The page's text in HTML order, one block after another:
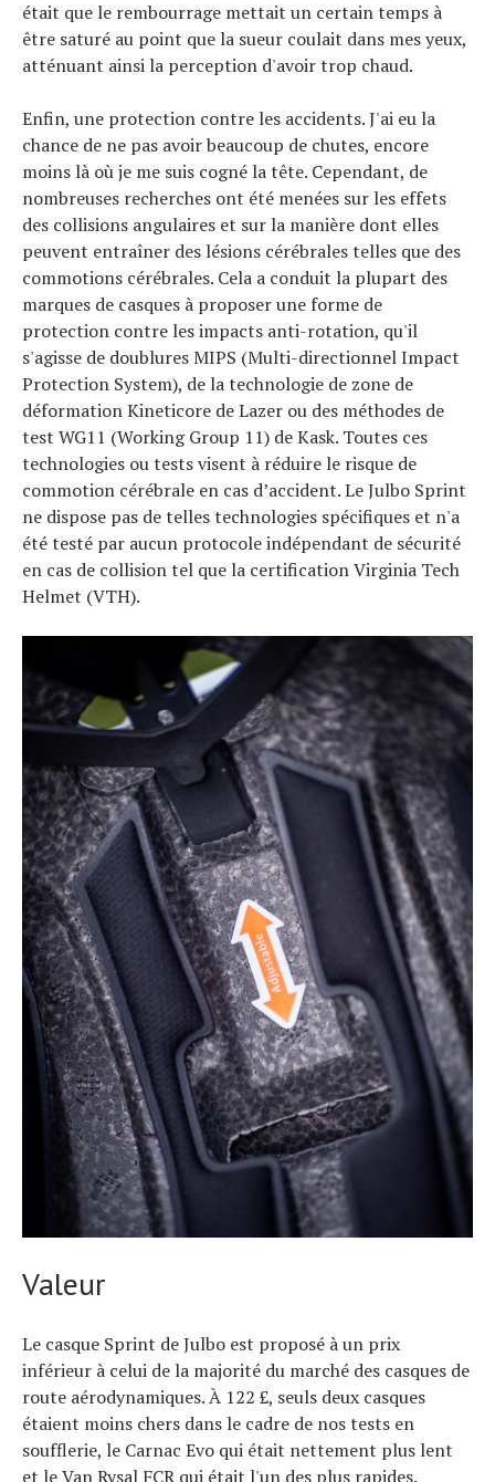
était que le rembourrage mettait un certain temps à
être saturé au point que la sueur coulait dans mes yeux,
atténuant ainsi la perception d'avoir trop chaud.
Enfin, une protection contre les accidents. J'ai eu la
chance de ne pas avoir beaucoup de chutes, encore
moins là où je me suis cogné la tête. Cependant, de
nombreuses recherches ont été menées sur les effets
des collisions angulaires et sur la manière dont elles
peuvent entraîner des lésions cérébrales telles que des
commotions cérébrales. Cela a conduit la plupart des
marques de casques à proposer une forme de
protection contre les impacts anti-rotation, qu'il
s'agisse de doublures MIPS (Multi-directionnel Impact
Protection System), de la technologie de zone de
déformation Kineticore de Lazer ou des méthodes de
test WG11 (Working Group 11) de Kask. Toutes ces
technologies ou tests visent à réduire le risque de
commotion cérébrale en cas d’accident. Le Julbo Sprint
ne dispose pas de telles technologies spécifiques et n'a
été testé par aucun protocole indépendant de sécurité
en cas de collision tel que la certification Virginia Tech
Helmet (VTH).
Valeur
Le casque Sprint de Julbo est proposé à un prix
inférieur à celui de la majorité du marché des casques de
route aérodynamiques. À 122 £, seuls deux casques
étaient moins chers dans le cadre de nos tests en
soufflerie, le Carnac Evo qui était nettement plus lent
et le Van Rysal FCR qui était l'un des plus rapides.